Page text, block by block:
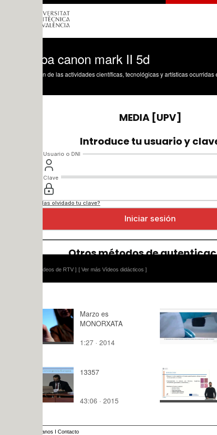
canon mark II 5d
de las actividades científicas, tecnológicas y artísticas ocurridas en los tres
[ Ver más Vídeos didácticos ]
Marzo es
MONORXATA
1:27 · 2014
8:44 · 2007
13357
43:06 · 2015
4:19 · 2018